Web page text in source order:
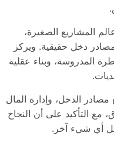
المشاريع الصغيرة،
دخل حقيقية. ويركز
المدروسة، وبناء عقلية
الدخل، وإدارة المال
التأكيد على أن النجاح
أي شيء آخر.